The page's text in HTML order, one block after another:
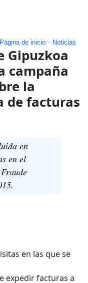
Página de inicio Noticias
Gipuzkoa
campaña
la
de facturas
en
en el
en las que se
expedir facturas a